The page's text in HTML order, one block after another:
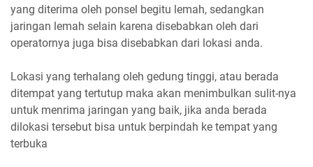
yang diterima oleh ponsel begitu lemah, sedangkan
jaringan lemah selain karena disebabkan oleh dari
operatornya juga bisa disebabkan dari lokasi anda.
Lokasi yang terhalang oleh gedung tinggi, atau berada
ditempat yang tertutup maka akan menimbulkan sulit-nya
untuk menrima jaringan yang baik, jika anda berada
dilokasi tersebut bisa untuk berpindah ke tempat yang
terbuka